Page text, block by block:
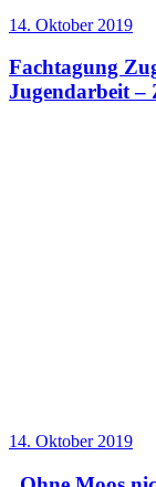
14. Oktober 2019
Fachtagung
Jugendarbeit –
14. Oktober 2019